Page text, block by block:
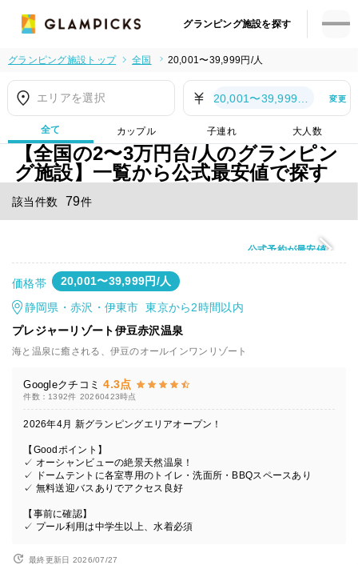
グランピング施設を探す
グランピング施設トップ 全国 20,001〜39,999円/人
エリアを選択 変更
全て カップル 子連れ 大人数
【全国の2〜3万円台/人のグランピン
グ施設】一覧から公式最安値で探す
該当件数 79件
公式予約が最安値
価格帯 20,001〜39,999円/人
静岡県・赤沢・伊東市 東京から2時間以内
プレジャーリゾート伊豆赤沢温泉
海と温泉に癒される、伊豆のオールインワンリゾート
Googleクチコミ 4.3点
件数：1392件 20260423時点
2026年4月 新グランピングエリアオープン！
【Goodポイント】
✓ オーシャンビューの絶景天然温泉！
✓ ドームテントに各室専用のトイレ・洗面所・BBQスペースあり
✓ 無料送迎バスありでアクセス良好
【事前に確認】
✓ プール利用は中学生以上、水着必須
最終更新日 2026/07/27